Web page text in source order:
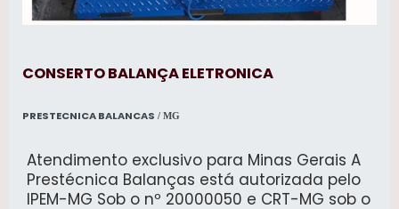
CONSERTO BALANÇA ELETRONICA
PRESTECNICA BALANCAS / MG
Atendimento exclusivo para Minas Gerais A
Prestécnica Balanças está autorizada pelo
IPEM-MG Sob o nº 20000050 e CRT-MG sob o